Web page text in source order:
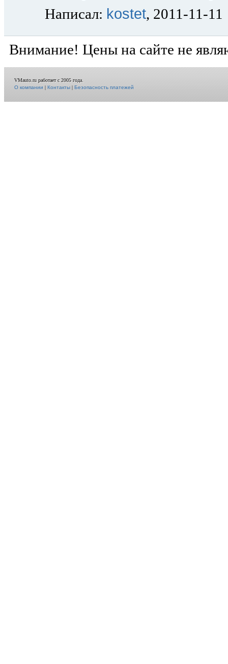
Написал: kostet, 2011-11-11
Внимание! Цены на сайте не
VMauto.ru работает с 2005 года.
О компании|Контакты|Безопасность платежей